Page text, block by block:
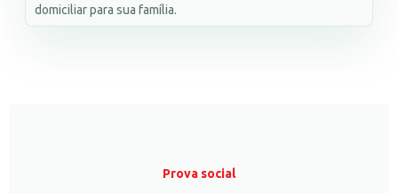
domiciliar para sua família.
Prova social